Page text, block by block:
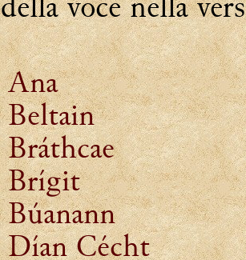
Ana
Beltain
Bráthcae
Brígit
Búanann
Dían Cécht